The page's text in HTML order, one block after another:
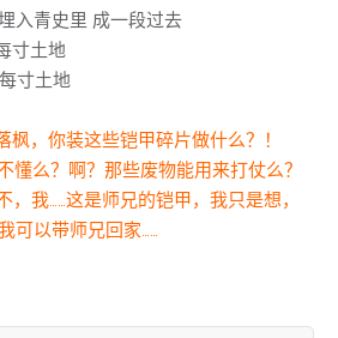
入青史里 成一段过去
寸土地
寸土地
枫，你装这些铠甲碎片做什么？！
懂么？啊？那些废物能用来打仗么？
，我……这是师兄的铠甲，我只是想，
可以带师兄回家……